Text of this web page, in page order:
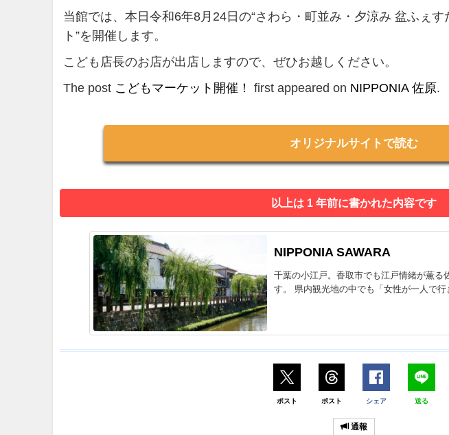
当館では、本日令和6年8月24日の“さわら・町並み・夕涼み 盆ふぇす
ト”を開催します。
こども店長のお店が出店しますので、ぜひお越しください。
The post こどもマーケット開催！ first appeared on NIPPONIA 佐原.
オリジナルサイトで読む
以上は 1 年前に書かれた内容です
NIPPONIA SAWARA
千葉の小江戸。香取市でも江戸情緒が薫る
す。 県内観光地の中でも「女性が一人で
ポスト ポスト シェア 送る
通報